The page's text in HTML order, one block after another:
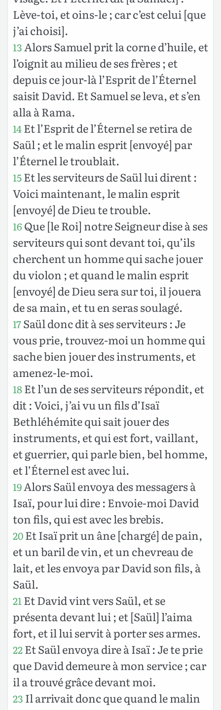
Lève-toi, et oins-le ; car c’est celui [que
j’ai choisi].
13Alors Samuel prit la corne d’huile, et
l’oignit au milieu de ses frères ; et
depuis ce jour-là l’Esprit de l’Éternel
saisit David. Et Samuel se leva, et s’en
alla à Rama.
14Et l’Esprit de l’Éternel se retira de
Saül ; et le malin esprit [envoyé] par
l’Éternel le troublait.
15Et les serviteurs de Saül lui dirent :
Voici maintenant, le malin esprit
[envoyé] de Dieu te trouble.
16 Que [le Roi] notre Seigneur dise à ses
serviteurs qui sont devant toi, qu’ils
cherchent un homme qui sache jouer
du violon ; et quand le malin esprit
[envoyé] de Dieu sera sur toi, il jouera
de sa main, et tu en seras soulagé.
17Saül donc dit à ses serviteurs : Je
vous prie, trouvez-moi un homme qui
sache bien jouer des instruments, et
amenez-le-moi.
18Et l’un de ses serviteurs répondit, et
dit : Voici, j’ai vu un fils d’Isaï
Bethléhémite qui sait jouer des
instruments, et qui est fort, vaillant,
et guerrier, qui parle bien, bel homme,
et l’Éternel est avec lui.
19Alors Saül envoya des messagers à
Isaï, pour lui dire : Envoie-moi David
ton fils, qui est avec les brebis.
20Et Isaï prit un âne [chargé] de pain,
et un baril de vin, et un chevreau de
lait, et les envoya par David son fils, à
Saül.
21Et David vint vers Saül, et se
présenta devant lui ; et [Saül] l’aima
fort, et il lui servit à porter ses armes.
22Et Saül envoya dire à Isaï : Je te prie
que David demeure à mon service ; car
il a trouvé grâce devant moi.
23 Il arrivait donc que quand le malin